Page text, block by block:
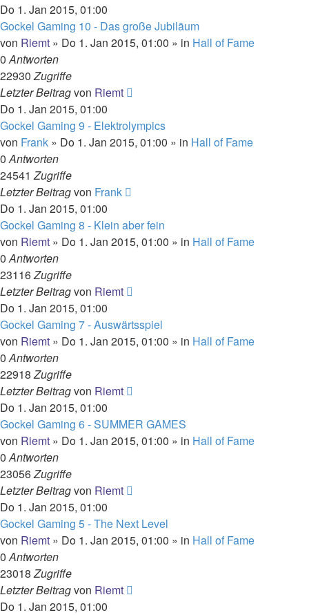
Do 1. Jan 2015, 01:00
Gockel Gaming 10 - Das große Jubiläum
von Riemt » Do 1. Jan 2015, 01:00 » in Hall of Fame
0Antworten
22930Zugriffe
Letzter Beitragvon Riemt
Do 1. Jan 2015, 01:00
Gockel Gaming 9 - Elektrolympics
von Frank » Do 1. Jan 2015, 01:00 » in Hall of Fame
0Antworten
24541Zugriffe
Letzter Beitragvon Frank
Do 1. Jan 2015, 01:00
Gockel Gaming 8 - Klein aber fein
von Riemt » Do 1. Jan 2015, 01:00 » in Hall of Fame
0Antworten
23116Zugriffe
Letzter Beitragvon Riemt
Do 1. Jan 2015, 01:00
Gockel Gaming 7 - Auswärtsspiel
von Riemt » Do 1. Jan 2015, 01:00 » in Hall of Fame
0Antworten
22918Zugriffe
Letzter Beitragvon Riemt
Do 1. Jan 2015, 01:00
Gockel Gaming 6 - SUMMER GAMES
von Riemt » Do 1. Jan 2015, 01:00 » in Hall of Fame
0Antworten
23056Zugriffe
Letzter Beitragvon Riemt
Do 1. Jan 2015, 01:00
Gockel Gaming 5 - The Next Level
von Riemt » Do 1. Jan 2015, 01:00 » in Hall of Fame
0Antworten
23018Zugriffe
Letzter Beitragvon Riemt
Do 1. Jan 2015, 01:00